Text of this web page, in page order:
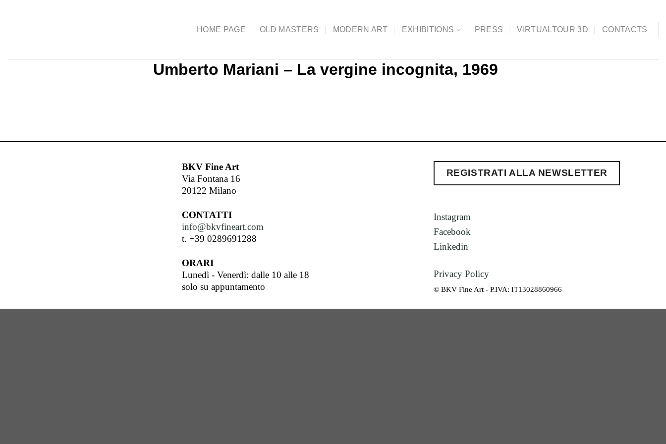
HOME PAGE OLD MASTERS MODERN ART EXHIBITIONS PRESS VIRTUALTOUR 3D CONTACTS
Umberto Mariani – La vergine incognita, 1969
BKV Fine Art
Via Fontana 16
20122 Milano
CONTATTI
info@bkvfineart.com
t. +39 0289691288
ORARI
Lunedì - Venerdì: dalle 10 alle 18
solo su appuntamento
REGISTRATI ALLA NEWSLETTER
Instagram
Facebook
Linkedin
Privacy Policy
© BKV Fine Art - P.IVA: IT13028860966